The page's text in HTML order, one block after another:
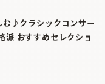
♪クラシックコンサー
派 おすすめセレクショ